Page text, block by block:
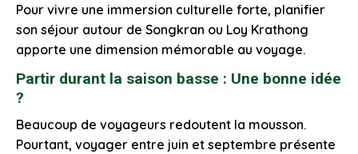
Pour vivre une immersion culturelle forte, planifier
son séjour autour de Songkran ou Loy Krathong
apporte une dimension mémorable au voyage.
Partir durant la saison basse : Une bonne idée
?
Beaucoup de voyageurs redoutent la mousson.
Pourtant, voyager entre juin et septembre présente